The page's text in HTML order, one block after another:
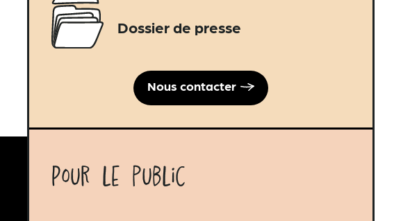
Dossier de presse
Nous contacter
Pour le public